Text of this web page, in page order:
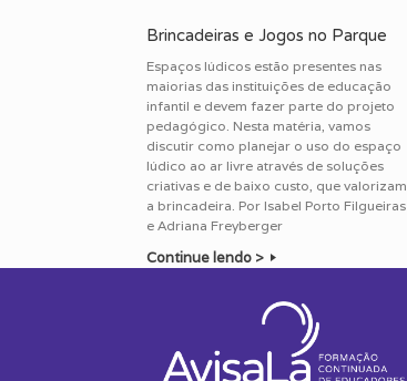
Brincadeiras e Jogos no Parque
Espaços lúdicos estão presentes nas
maiorias das instituições de educação
infantil e devem fazer parte do projeto
pedagógico. Nesta matéria, vamos
discutir como planejar o uso do espaço
lúdico ao ar livre através de soluções
criativas e de baixo custo, que valorizam
a brincadeira. Por Isabel Porto Filgueiras
e Adriana Freyberger
Continue lendo >